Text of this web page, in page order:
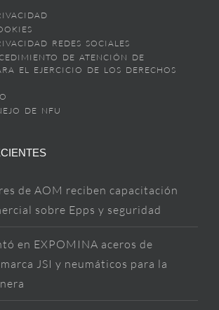
REDES SOCIALES
DE ATENCIÓN DE
EL EJERCICIO DE LOS DERECHOS
DE NFU
de AOM reciben capacitación
sobre Epps y seguridad
en EXPOMINA aceros de
JSI y neumáticos para la